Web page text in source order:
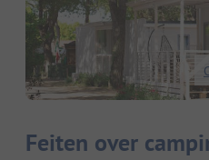
Feiten over